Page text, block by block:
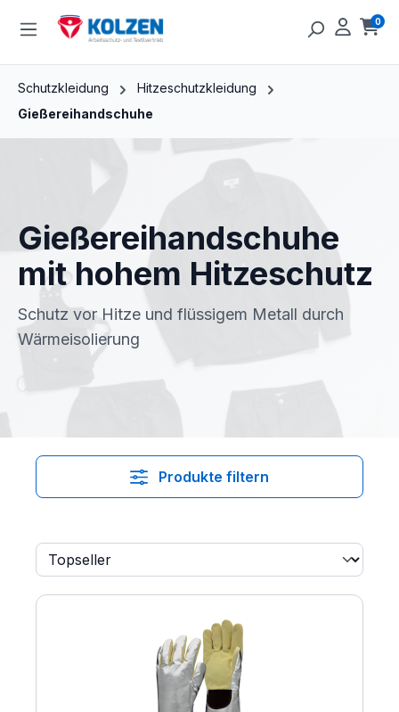
Zum Hauptinhalt springen 0
Schutzkleidung
Hitzeschutzkleidung
Gießereihandschuhe
Gießereihandschuhe
mit hohem Hitzeschutz
Schutz vor Hitze und flüssigem Metall durch
Wärmeisolierung
Produkte filtern